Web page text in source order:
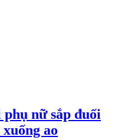
nữ sắp đuối
ao